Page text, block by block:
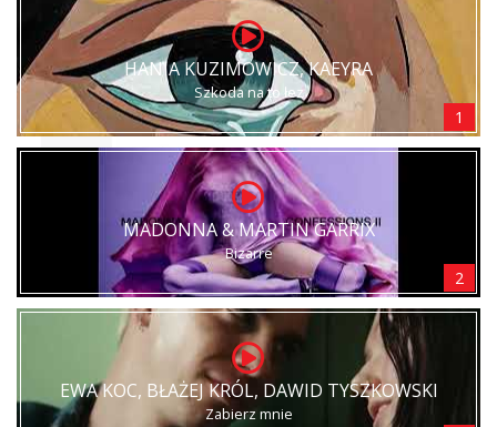
HANIA KUZIMOWICZ, KAEYRA
Szkoda na to łez
1
MADONNA & MARTIN GARRIX
Bizarre
2
EWA KOC, BŁAŻEJ KRÓL, DAWID TYSZKOWSKI
Zabierz mnie